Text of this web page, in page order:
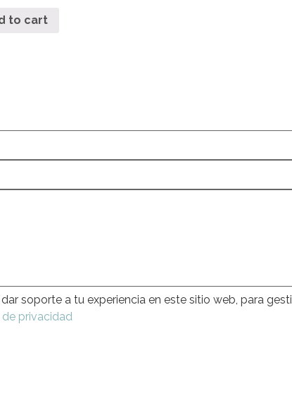
to cart
soporte a tu experiencia en este sitio web, para
privacidad